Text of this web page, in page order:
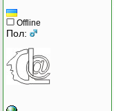
Offline
Пол: